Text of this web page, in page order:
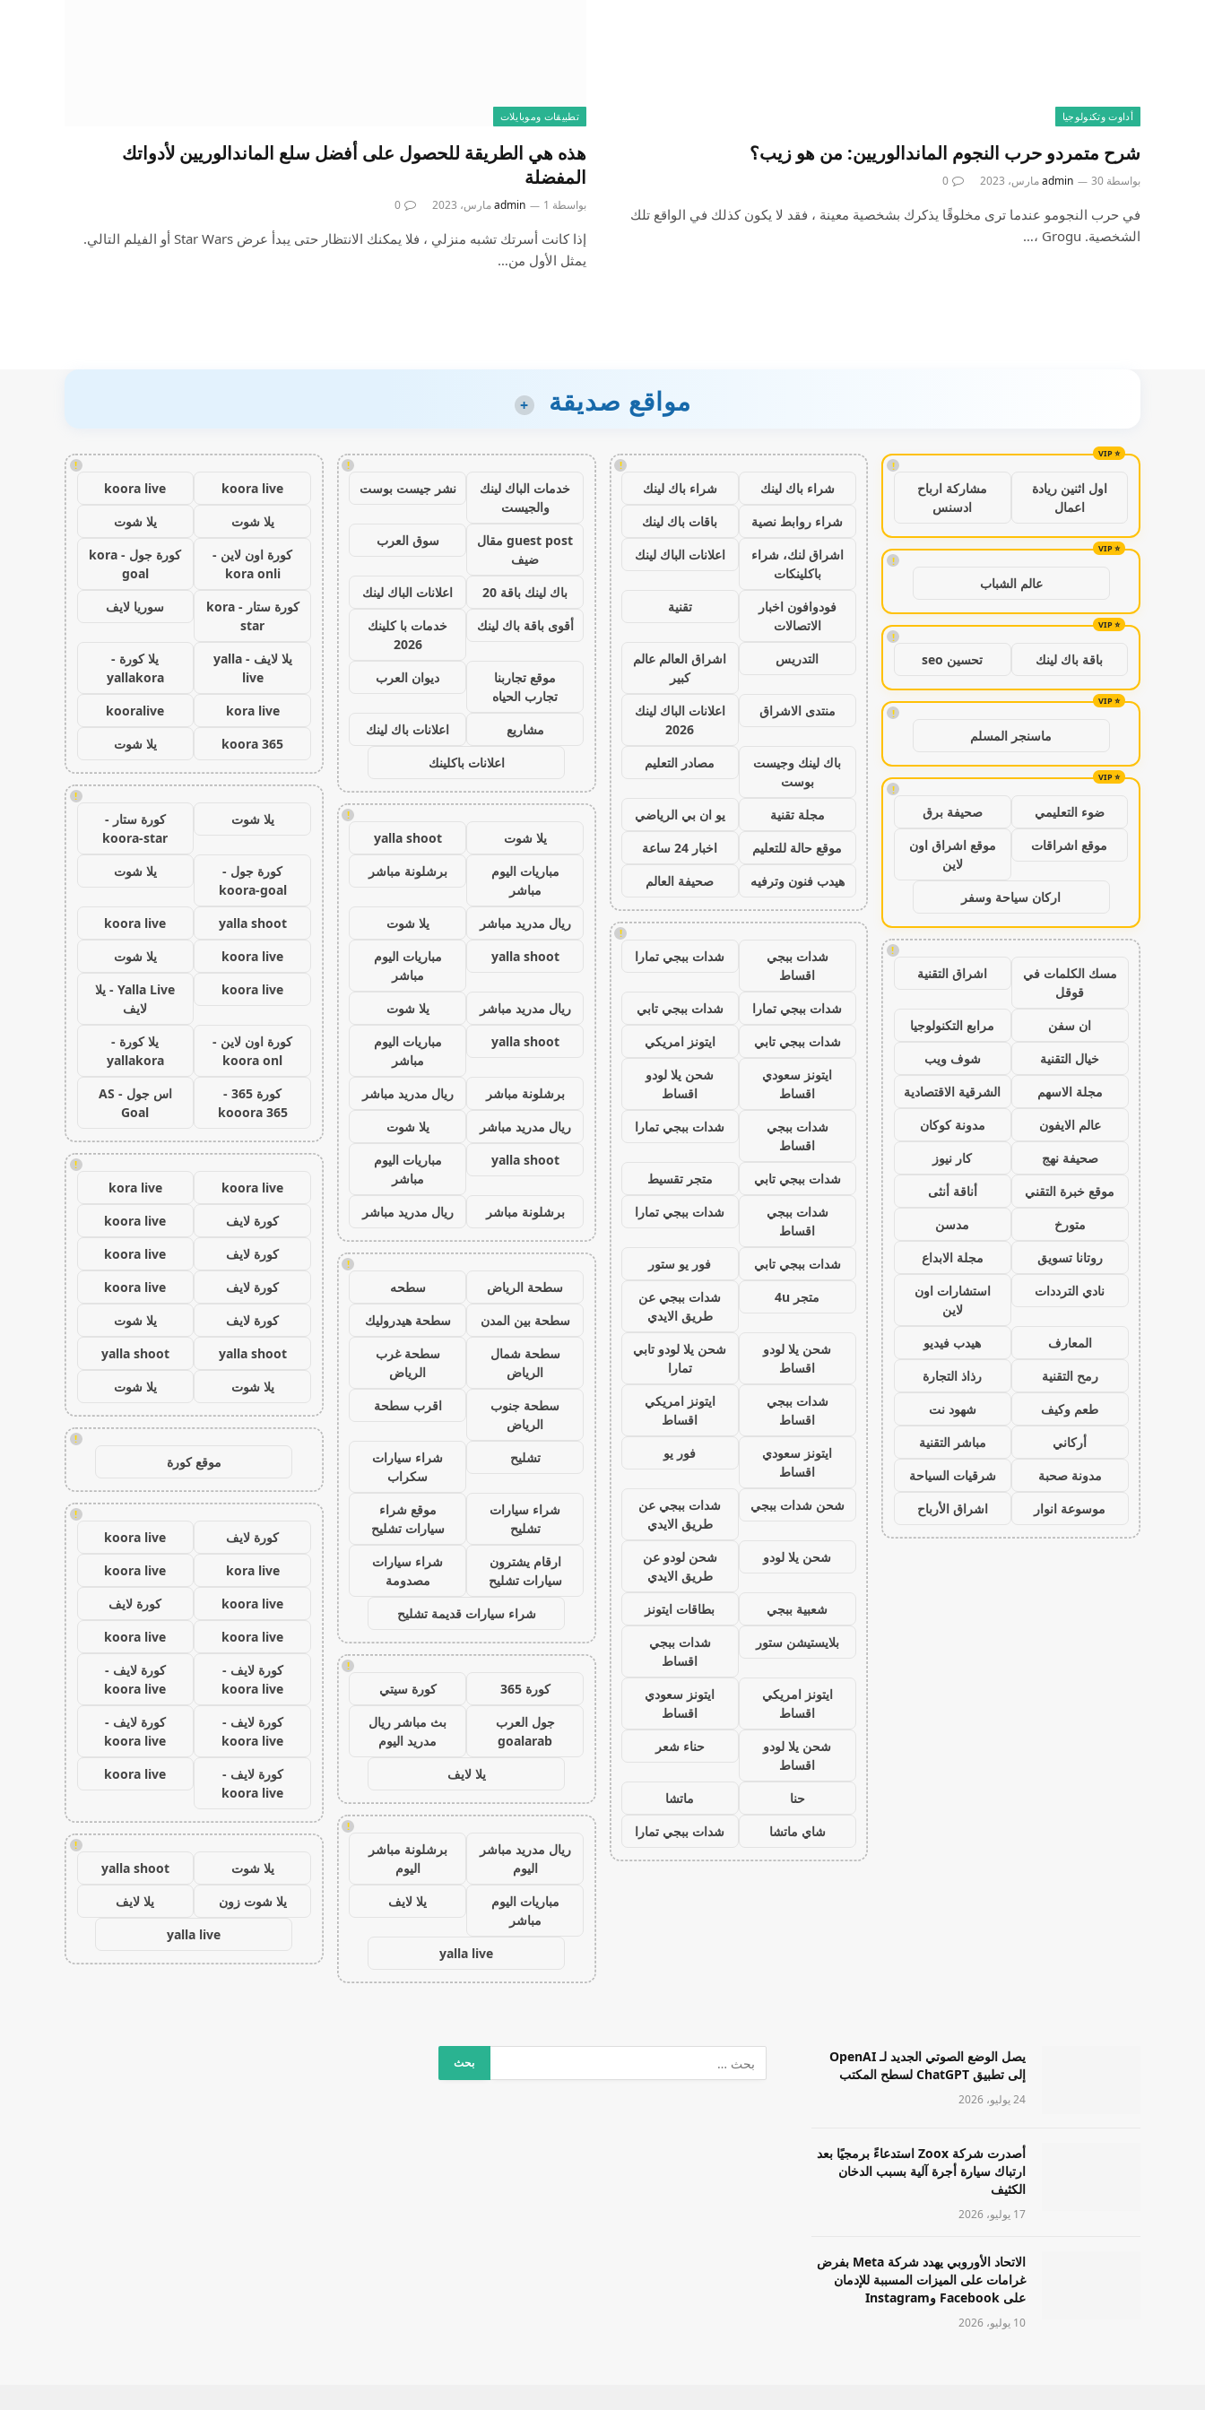
أداوت وتكنولوجيا
شرح متمردو حرب النجوم الماندالوريين: من هو زيب؟
بواسطة admin 30 مارس، 2023 0
في حرب النجومو عندما ترى مخلوقًا يذكرك بشخصية معينة ، فقد لا يكون كذلك في الواقع تلك
الشخصية. Grogu ،…
تطبيقات وموبايلات
هذه هي الطريقة للحصول على أفضل سلع الماندالوريين لأدواتك
المفضلة
بواسطة admin 1 مارس، 2023 0
إذا كانت أسرتك تشبه منزلي ، فلا يمكنك الانتظار حتى يبدأ عرض Star Wars أو الفيلم التالي.
يمثل الأول من…
مواقع صديقة +
!
اول اثنين ريادة
اعمال
مشاركة ارباح
ادسنس
!
عالم الشباب
!
باقة باك لينك تحسين seo
!
ماسنجر المسلم
!
ضوء التعليمي
صحيفة برق
موقع اشراقات
موقع اشراق اون
لاين
اركان سياحة وسفر
!
مسك الكلمات في
قوقل
اشراق التقنية
ان سفن
مرابع التكنولوجيا
خيال التقنية
شوف ويب
مجلة الاسهم
الشرقية الاقتصادية
عالم الايفون
مدونة كوكان
صحيفة نهج
كار نيوز
موقع خبرة التقني
أناقة أنثى
متورخ
مدسن
روتانا تسويق
مجلة الابداع
نادي الترددات
استشارات اون
لاين
المعارف
هيدب فيديو
رمح التقنية
رذاذ التجارة
طعم وكيف
شهود نت
أركاني
مباشر التقنية
مدونة صحبة
شرقيات السياحة
موسوعة انوار
اشراق الأرباح
!
شراء باك لينك
شراء باك لينك
شراء روابط نصية
باقات باك لينك
اشراق لنك، شراء
باكلينكات
اعلانات الباك لينك
فودوافون اخبار
الاتصالات
تقنية
التدريس
اشراق العالم عالم
كبير
منتدى الاشراق
اعلانات الباك لينك
2026
باك لينك وجيست
بوست
مصادر التعليم
مجلة تقنية
يو ان بي الرياضي
موقع حالة للتعليم
اخبار 24 ساعة
هيدب فنون وترفيه
صحيفة العالم
!
شدات ببجي
اقساط
شدات ببجي تمارا
شدات ببجي تمارا
شدات ببجي تابي
شدات ببجي تابي
ايتونز امريكي
ايتونز سعودي
اقساط
شحن يلا لودو
اقساط
شدات ببجي
اقساط
شدات ببجي تمارا
شدات ببجي تابي
متجر تقسيط
شدات ببجي
اقساط
شدات ببجي تمارا
شدات ببجي تابي
فور يو ستور
متجر 4u
شدات ببجي عن
طريق الايدي
شحن يلا لودو
اقساط
شحن يلا لودو تابي
تمارا
شدات ببجي
اقساط
ايتونز امريكي
اقساط
ايتونز سعودي
اقساط
فور يو
شحن شدات ببجي
شدات ببجي عن
طريق الايدي
شحن يلا لودو
شحن لودو عن
طريق الايدي
شعبية ببجي
بطاقات ايتونز
بلايستيشن ستور
شدات ببجي
اقساط
ايتونز امريكي
اقساط
ايتونز سعودي
اقساط
شحن يلا لودو
اقساط
حناء شعر
حنا
ماتشا
شاي ماتشا
شدات ببجي تمارا
!
خدمات الباك لينك
والجيست
نشر جيست بوست
guest post مقال
ضيف
سوق العرب
باك لينك باقة 20
اعلانات الباك لينك
أقوى باقة باك لينك
خدمات با كلينك
2026
موقع تجاربنا
تجارب الحياه
ديوان العرب
مشاريع
اعلانات باك لينك
اعلانات باكلينك
!
يلا شوت
yalla shoot
مباريات اليوم
مباشر
برشلونة مباشر
ريال مدريد مباشر
يلا شوت
yalla shoot
مباريات اليوم
مباشر
ريال مدريد مباشر
يلا شوت
yalla shoot
مباريات اليوم
مباشر
برشلونة مباشر
ريال مدريد مباشر
ريال مدريد مباشر
يلا شوت
yalla shoot
مباريات اليوم
مباشر
برشلونة مباشر
ريال مدريد مباشر
!
سطحة الرياض
سطحه
سطحة بين المدن
سطحة هيدروليك
سطحة شمال
الرياض
سطحة غرب
الرياض
سطحة جنوب
الرياض
اقرب سطحة
تشليح
شراء سيارات
سكراب
شراء سيارات
تشليح
موقع شراء
سيارات تشليح
ارقام يشترون
سيارات تشليح
شراء سيارات
مصدومة
شراء سيارات قديمة تشليح
!
كورة 365
كورة سيتي
جول العرب
goalarab
بث مباشر ريال
مدريد اليوم
يلا لايف
!
ريال مدريد مباشر
اليوم
برشلونة مباشر
اليوم
مباريات اليوم
مباشر
يلا لايف
yalla live
!
koora live
koora live
يلا شوت
يلا شوت
كورة اون لاين -
kora onli
كورة جول - kora
goal
كورة ستار - kora
star
سوريا لايف
يلا لايف - yalla
live
يلا كورة -
yallakora
kora live
kooralive
koora 365
يلا شوت
!
يلا شوت
كورة ستار -
koora-star
كورة جول -
koora-goal
يلا شوت
yalla shoot
koora live
koora live
يلا شوت
koora live
Yalla Live - يلا
لايف
كورة اون لاين -
koora onl
يلا كورة -
yallakora
كورة 365 -
kooora 365
اس جول - AS
Goal
!
koora live
kora live
كورة لايف
koora live
كورة لايف
koora live
كورة لايف
koora live
كورة لايف
يلا شوت
yalla shoot
yalla shoot
يلا شوت
يلا شوت
!
موقع كورة
!
كورة لايف
koora live
kora live
koora live
koora live
كورة لايف
koora live
koora live
كورة لايف -
koora live
كورة لايف -
koora live
كورة لايف -
koora live
كورة لايف -
koora live
كورة لايف -
koora live
koora live
!
يلا شوت
yalla shoot
يلا شوت زون
يلا لايف
yalla live
يصل الوضع الصوتي الجديد لـ OpenAI
إلى تطبيق ChatGPT لسطح المكتب
24 يوليو، 2026
أصدرت شركة Zoox استدعاءً برمجيًا بعد
ارتباك سيارة أجرة آلية بسبب الدخان
الكثيف
17 يوليو، 2026
الاتحاد الأوروبي يهدد شركة Meta بفرض
غرامات على الميزات المسببة للإدمان
على Facebook وInstagram
10 يوليو، 2026